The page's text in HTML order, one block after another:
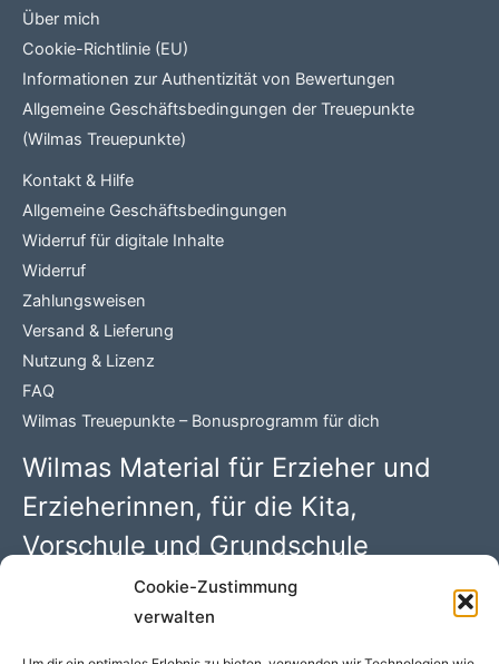
Cookie-Zustimmung
verwalten
Über mich
Cookie-Richtlinie (EU)
Informationen zur Authentizität von Bewertungen
Allgemeine Geschäftsbedingungen der Treuepunkte
(Wilmas Treuepunkte)
Kontakt & Hilfe
Allgemeine Geschäftsbedingungen
Widerruf für digitale Inhalte
Widerruf
Zahlungsweisen
Versand & Lieferung
Nutzung & Lizenz
FAQ
Wilmas Treuepunkte – Bonusprogramm für dich
Wilmas Material für Erzieher und
Erzieherinnen, für die Kita,
Vorschule und Grundschule
Wilma Wochenwurm PDFs mit 100 kreativen Kindergarten
Ideen. Begleitmaterial zu den Kinderbüchern rund um
„Lerngeschichten mit Wilma Wochenwurm“ von Susanne